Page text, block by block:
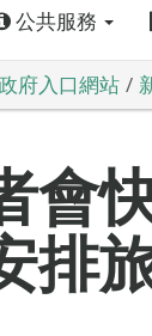
公共服務
府入口網站
會
旅